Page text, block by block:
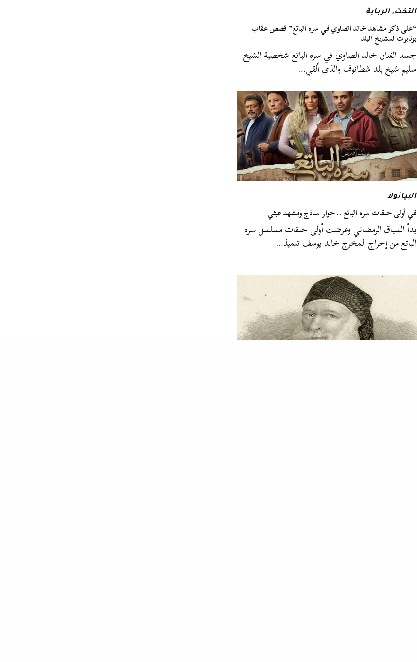
التخت,الربابة
“على ذكر مشاهد خالد الصاوي في سره الباتع” قصص عقاب
بونابرت لمشايخ البلد
جسد الفنان خالد الصاوي في سره الباتع شخصية الشيخ
سليم شيخ بلد شطانوف والذي ألقي…
البيانولا
في أولى حلقات سره الباتع .. حوار ساذج ومشهد عبثي
بدأ السباق الرمضاني وعرضت أولى حلقات مسلسل سره
الباتع من إخراج المخرج خالد يوسف تلميذ…